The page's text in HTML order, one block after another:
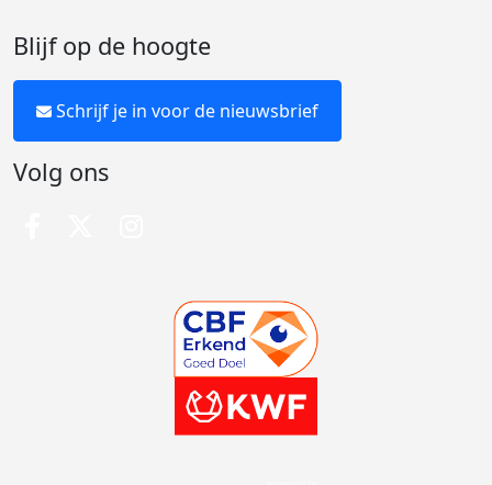
Blijf op de hoogte
Schrijf je in voor de nieuwsbrief
Volg ons